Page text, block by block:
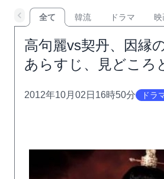
全て 韓流 ドラマ 映
高句麗vs契丹、因縁
あらすじ、見どころ
2012年10月02日16時50分 ドラ